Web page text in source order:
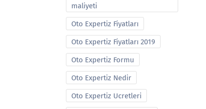
maliyeti
Oto Expertiz Fiyatları
Oto Expertiz Fiyatları 2019
Oto Expertiz Formu
Oto Expertiz Nedir
Oto Expertiz Ucretleri